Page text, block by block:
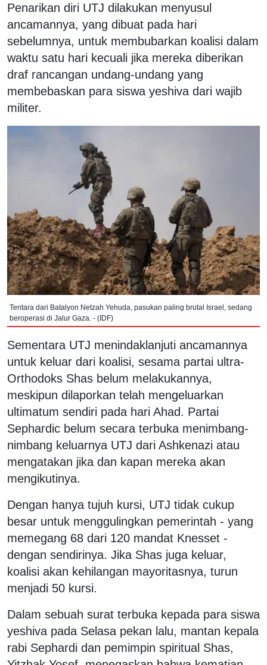
Penarikan diri UTJ dilakukan menyusul
ancamannya, yang dibuat pada hari
sebelumnya, untuk membubarkan koalisi dalam
waktu satu hari kecuali jika mereka diberikan
draf rancangan undang-undang yang
membebaskan para siswa yeshiva dari wajib
militer.
Tentara dari Batalyon Netzah Yehuda, pasukan paling brutal Israel, sedang
beroperasi di Jalur Gaza. - (IDF)
Sementara UTJ menindaklanjuti ancamannya
untuk keluar dari koalisi, sesama partai ultra-
Orthodoks Shas belum melakukannya,
meskipun dilaporkan telah mengeluarkan
ultimatum sendiri pada hari Ahad. Partai
Sephardic belum secara terbuka menimbang-
nimbang keluarnya UTJ dari Ashkenazi atau
mengatakan jika dan kapan mereka akan
mengikutinya.
Dengan hanya tujuh kursi, UTJ tidak cukup
besar untuk menggulingkan pemerintah - yang
memegang 68 dari 120 mandat Knesset -
dengan sendirinya. Jika Shas juga keluar,
koalisi akan kehilangan mayoritasnya, turun
menjadi 50 kursi.
Dalam sebuah surat terbuka kepada para siswa
yeshiva pada Selasa pekan lalu, mantan kepala
rabi Sephardi dan pemimpin spiritual Shas,